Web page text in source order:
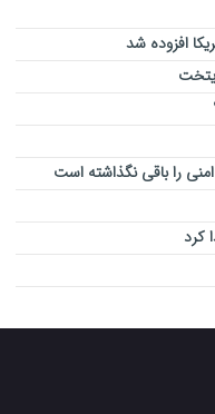
افزوده شد
را باقی نگذاشته است